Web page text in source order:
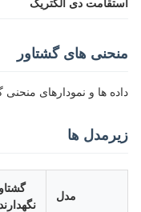
استقامت دی الکتریک
منحنی های گشتاور
داده ها و نمودارهای
زیرمدل ها
مدل
گشتاور